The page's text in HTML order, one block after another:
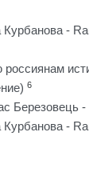
-
6
Березовець -
-